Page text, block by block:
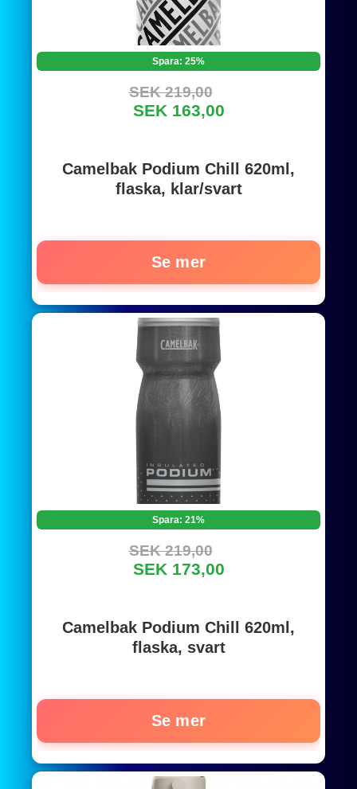
Spara: 25%
SEK 219,00
SEK 163,00
Camelbak Podium Chill 620ml,
flaska, klar/svart
Se mer
Spara: 21%
SEK 219,00
SEK 173,00
Camelbak Podium Chill 620ml,
flaska, svart
Se mer